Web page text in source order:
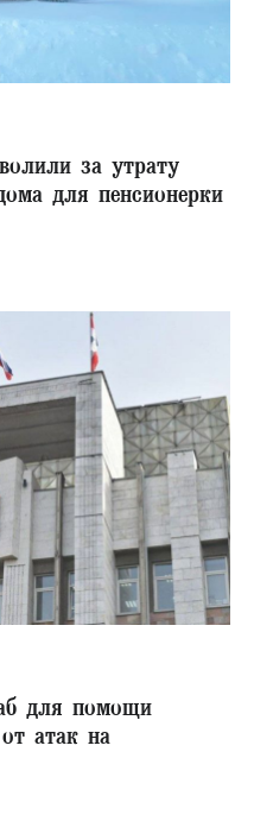
за утрату
для пенсионерки
для помощи
атак на